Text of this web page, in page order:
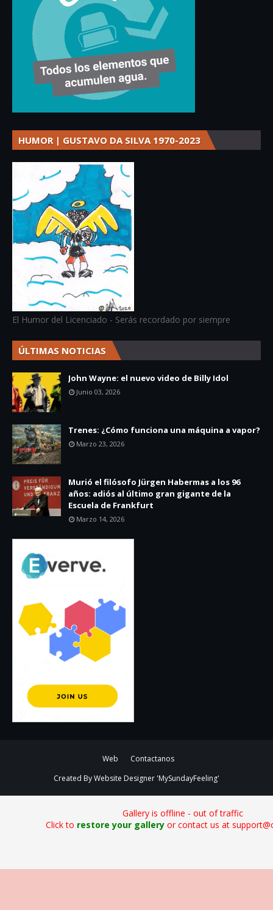
HUMOR | GUSTAVO DA SILVA 1970-2023
El Humor del Licenciado - Serás recordado por siempre
ÚLTIMAS NOTICIAS
John Wayne: el nuevo video de Billy Idol
Junio 03, 2026
Trenes: ¿Cómo funciona una máquina a vapor?
Marzo 23, 2026
Murió el filósofo Jürgen Habermas a los 96
años: adiós al último gran gigante de la
Escuela de Frankfurt
Marzo 14, 2026
Web
Contactanos
Created ByWebsite Designer 'MySundayFeeling'
Gallery is offline - out of traffic
Click to restore your galleryor contact us at